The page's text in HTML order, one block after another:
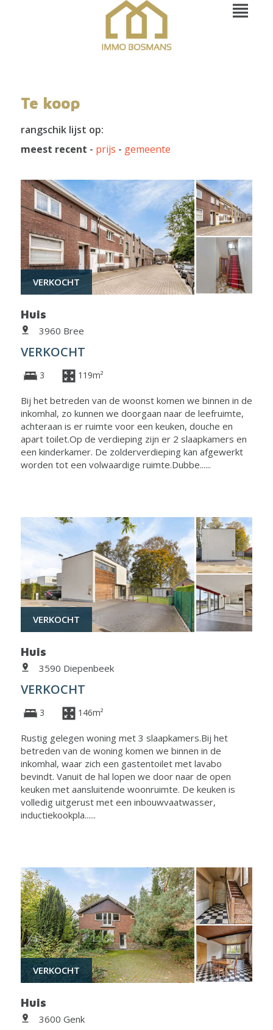
Te koop
rangschik lijst op:
meest recent - prijs - gemeente
VERKOCHT
Huis
3960 Bree
VERKOCHT
3 119m²
Bij het betreden van de woonst komen we binnen in de
inkomhal, zo kunnen we doorgaan naar de leefruimte,
achteraan is er ruimte voor een keuken, douche en
apart toilet.Op de verdieping zijn er 2 slaapkamers en
een kinderkamer. De zolderverdieping kan afgewerkt
worden tot een volwaardige ruimte.Dubbe......
VERKOCHT
Huis
3590 Diepenbeek
VERKOCHT
3 146m²
Rustig gelegen woning met 3 slaapkamers.Bij het
betreden van de woning komen we binnen in de
inkomhal, waar zich een gastentoilet met lavabo
bevindt. Vanuit de hal lopen we door naar de open
keuken met aansluitende woonruimte. De keuken is
volledig uitgerust met een inbouwvaatwasser,
inductiekookpla......
VERKOCHT
Huis
3600 Genk